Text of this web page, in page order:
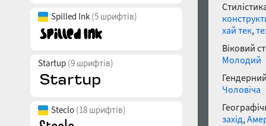
Spilled Ink (5 шрифтів)
Startup (9 шрифтів)
Steclo (18 шрифтів)
хай тек,
Віковий
Молодий
Чоловіча
захід,